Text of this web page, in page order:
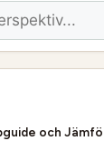
och